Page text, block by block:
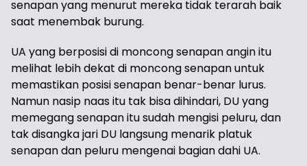
senapan yang menurut mereka tidak terarah baik
saat menembak burung.
UA yang berposisi di moncong senapan angin itu
melihat lebih dekat di moncong senapan untuk
memastikan posisi senapan benar-benar lurus.
Namun nasip naas itu tak bisa dihindari, DU yang
memegang senapan itu sudah mengisi peluru, dan
tak disangka jari DU langsung menarik platuk
senapan dan peluru mengenai bagian dahi UA.